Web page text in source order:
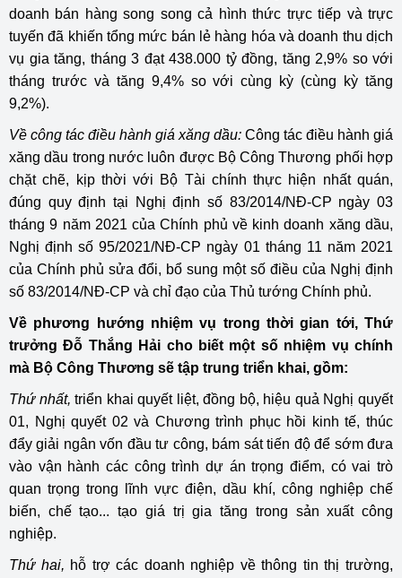
doanh bán hàng song song cả hình thức trực tiếp và trực
tuyến đã khiến tổng mức bán lẻ hàng hóa và doanh thu dịch
vụ gia tăng, tháng 3 đạt 438.000 tỷ đồng, tăng 2,9% so với
tháng trước và tăng 9,4% so với cùng kỳ (cùng kỳ tăng
9,2%).
Về công tác điều hành giá xăng dầu: Công tác điều hành giá
xăng dầu trong nước luôn được Bộ Công Thương phối hợp
chặt chẽ, kịp thời với Bộ Tài chính thực hiện nhất quán,
đúng quy định tại Nghị định số 83/2014/NĐ-CP ngày 03
tháng 9 năm 2021 của Chính phủ về kinh doanh xăng dầu,
Nghị định số 95/2021/NĐ-CP ngày 01 tháng 11 năm 2021
của Chính phủ sửa đổi, bổ sung một số điều của Nghị định
số 83/2014/NĐ-CP và chỉ đạo của Thủ tướng Chính phủ.
Về phương hướng nhiệm vụ trong thời gian tới, Thứ
trưởng Đỗ Thắng Hải cho biết một số nhiệm vụ chính
mà Bộ Công Thương sẽ tập trung triển khai, gồm:
Thứ nhất,triển khai quyết liệt, đồng bộ, hiệu quả Nghị quyết
01, Nghị quyết 02 và Chương trình phục hồi kinh tế, thúc
đẩy giải ngân vốn đầu tư công, bám sát tiến độ để sớm đưa
vào vận hành các công trình dự án trọng điểm, có vai trò
quan trọng trong lĩnh vực điện, dầu khí, công nghiệp chế
biến, chế tạo... tạo giá trị gia tăng trong sản xuất công
nghiệp.
Thứ hai, hỗ trợ các doanh nghiệp về thông tin thị trường,